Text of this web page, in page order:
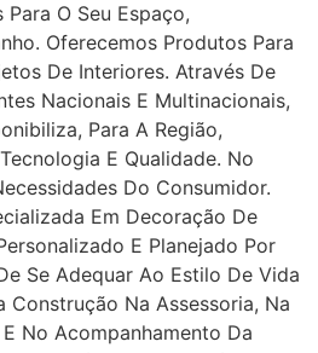
O Seu Espaço,
Oferecemos Produtos Para
De Interiores. Através De
Nacionais E Multinacionais,
Para A Região,
E Qualidade. No
Do Consumidor.
Em Decoração De
E Planejado Por
Se Adequar Ao Estilo De Vida
Construção Na Assessoria, Na
No Acompanhamento Da